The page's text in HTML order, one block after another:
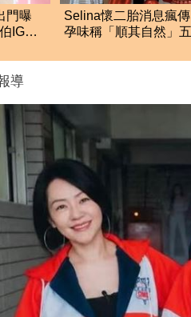
門曝
IG也
Selina懷二胎消息瘋
孕味稱「順其自然」
導